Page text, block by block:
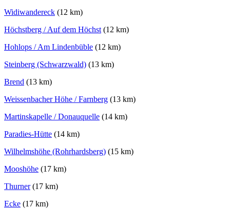
Widiwandereck (12 km)
Höchstberg / Auf dem Höchst(12 km)
Hohlops / Am Lindenbüble (12 km)
Steinberg (Schwarzwald) (13 km)
Brend (13 km)
Weissenbacher Höhe / Farnberg (13 km)
Martinskapelle / Donauquelle (14 km)
Paradies-Hütte (14 km)
Wilhelmshöhe (Rohrhardsberg) (15 km)
Mooshöhe (17 km)
Thurner(17 km)
Ecke (17 km)